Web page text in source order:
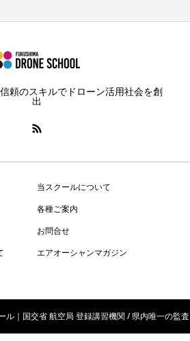
頼のスキルでドローン活用社会を創
出
当スクールについて
各種ご案内
お問合せ
エアオーシャンマガジン
｜国交省 航空局 登録講習機関 / 県内唯一の監査